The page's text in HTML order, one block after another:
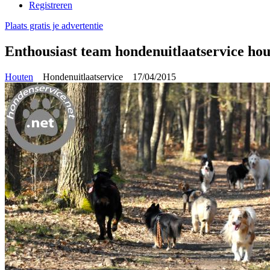
Registreren
Plaats gratis je advertentie
Enthousiast team hondenuitlaatservice
Houten Hondenuitlaatservice 17/04/2015